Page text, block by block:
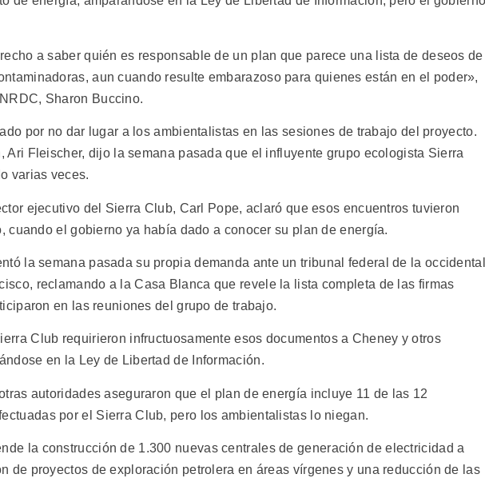
a saber quién es responsable de un plan que parece una lista de deseos de
aun cuando resulte embarazoso para quienes están en el poder»,
Sharon Buccino.
por no dar lugar a los ambientalistas en las sesiones de trabajo del proyecto.
Ari Fleischer, dijo la semana pasada que el influyente grupo ecologista Sierra
varias veces.
ejecutivo del Sierra Club, Carl Pope, aclaró que esos encuentros tuvieron
cuando el gobierno ya había dado a conocer su plan de energía.
la semana pasada su propia demanda ante un tribunal federal de la occidental
reclamando a la Casa Blanca que revele la lista completa de las firmas
en las reuniones del grupo de trabajo.
Club requirieron infructuosamente esos documentos a Cheney y otros
en la Ley de Libertad de Información.
autoridades aseguraron que el plan de energía incluye 11 de las 12
por el Sierra Club, pero los ambientalistas lo niegan.
la construcción de 1.300 nuevas centrales de generación de electricidad a
de proyectos de exploración petrolera en áreas vírgenes y una reducción de las